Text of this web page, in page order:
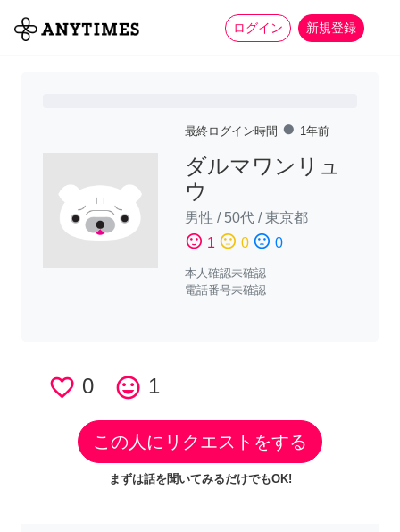
ログイン 新規登録
全て 家事 more_horiz
最終ログイン時間 fiber_manual_record 1年前
ダルマワンリュ
ウ
男性 / 50代 /東京都
sentiment_satisfied 1 sentiment_neutral 0 sentiment_dissatisfied 0
本人確認未確認
電話番号未確認
favorite_border 0 tag_faces 1
この人にリクエストをする
まずは話を聞いてみるだけでもOK!